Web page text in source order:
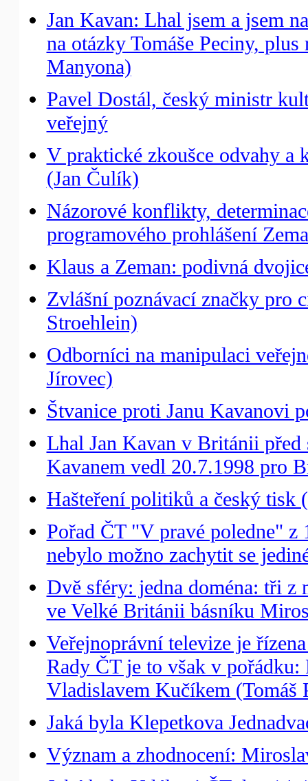
Jan Kavan: Lhal jsem a jsem
na otázky Tomáše Peciny,
Manyona)
Pavel Dostál, český ministr
veřejný
V praktické zkoušce odvahy a
(Jan Čulík)
Názorové konflikty,
programového prohlášení
Klaus a Zeman: podivná
Zvlášní poznávací značky pro
Stroehlein)
Odborníci na manipulaci
Jírovec)
Štvanice proti Janu Kavanovi
Lhal Jan Kavan v Británii před
Kavanem vedl 20.7.1998 pro
Hašteření politiků a český tisk
Pořad ČT "V pravé poledne" z
nebylo možno zachytit se
Dvě sféry: jedna doména: tři z
ve Velké Británii básníku
Veřejnoprávní televize je
Rady ČT je to však v pořádku:
Vladislavem Kučíkem (Tomáš
Jaká byla Klepetkova
Význam a zhodnocení: